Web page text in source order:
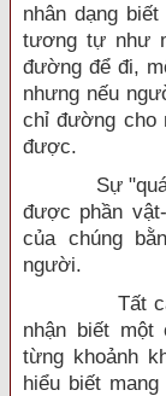
nhân dạng
tương tự như
đường để đi,
nhưng nếu
chỉ đường cho
được.
Sự "quán
được phần
của chúng
người.
Tất cả các
nhận biết
từng khoảnh
hiểu biết